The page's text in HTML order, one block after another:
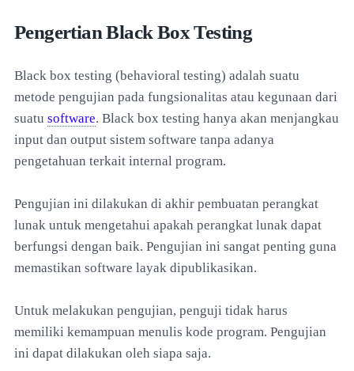
Pengertian Black Box Testing
Black box testing (behavioral testing) adalah suatu
metode pengujian pada fungsionalitas atau kegunaan dari
suatu software. Black box testing hanya akan menjangkau
input dan output sistem software tanpa adanya
pengetahuan terkait internal program.
Pengujian ini dilakukan di akhir pembuatan perangkat
lunak untuk mengetahui apakah perangkat lunak dapat
berfungsi dengan baik. Pengujian ini sangat penting guna
memastikan software layak dipublikasikan.
Untuk melakukan pengujian, penguji tidak harus
memiliki kemampuan menulis kode program. Pengujian
ini dapat dilakukan oleh siapa saja.